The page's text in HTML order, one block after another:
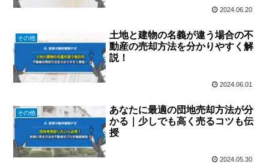
2024.06.20
その他
土地と建物の名義が違う場合の不
動産の売却方法を分かりやすく解
説！
2024.06.01
その他
あなたに最適の団地売却方法が分
かる｜少しでも高く売るコツも伝
授
2024.05.30